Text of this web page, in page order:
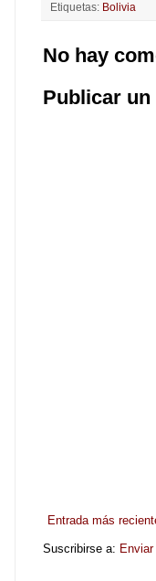
Etiquetas: Bolivia
No hay
Publicar
Entrada más
Suscribirse a: